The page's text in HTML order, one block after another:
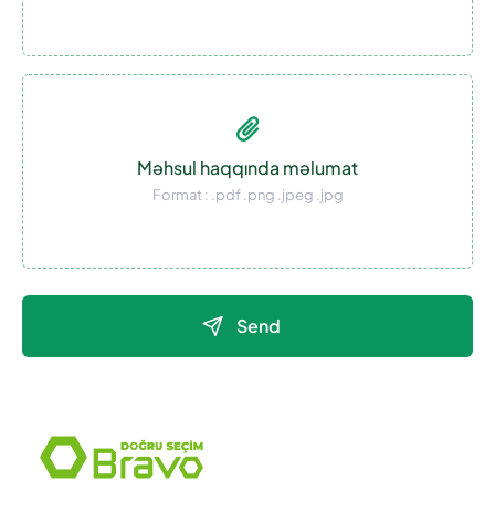
Məhsul haqqında məlumat
Format : .pdf .png .jpeg .jpg
Send